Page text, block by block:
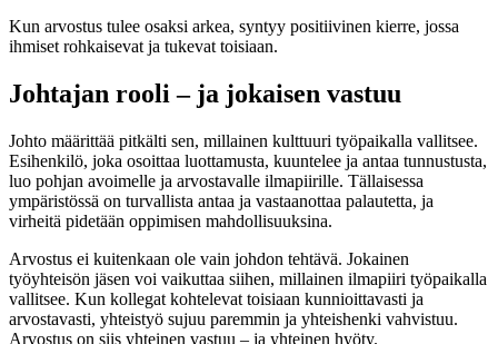
Kun arvostus tulee osaksi arkea, syntyy positiivinen kierre, jossa
ihmiset rohkaisevat ja tukevat toisiaan.
Johtajan rooli – ja jokaisen vastuu
Johto määrittää pitkälti sen, millainen kulttuuri työpaikalla vallitsee.
Esihenkilö, joka osoittaa luottamusta, kuuntelee ja antaa tunnustusta,
luo pohjan avoimelle ja arvostavalle ilmapiirille. Tällaisessa
ympäristössä on turvallista antaa ja vastaanottaa palautetta, ja
virheitä pidetään oppimisen mahdollisuuksina.
Arvostus ei kuitenkaan ole vain johdon tehtävä. Jokainen
työyhteisön jäsen voi vaikuttaa siihen, millainen ilmapiiri työpaikalla
vallitsee. Kun kollegat kohtelevat toisiaan kunnioittavasti ja
arvostavasti, yhteistyö sujuu paremmin ja yhteishenki vahvistuu.
Arvostus on siis yhteinen vastuu – ja yhteinen hyöty.